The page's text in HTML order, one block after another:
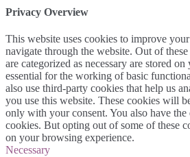
Privacy Overview
This website uses cookies to improve
navigate through the website. Out of
are categorized as necessary are stored
essential for the working of basic
also use third-party cookies that help us
you use this website. These cookies will
only with your consent. You also have
cookies. But opting out of some of these
on your browsing experience.
Necessary